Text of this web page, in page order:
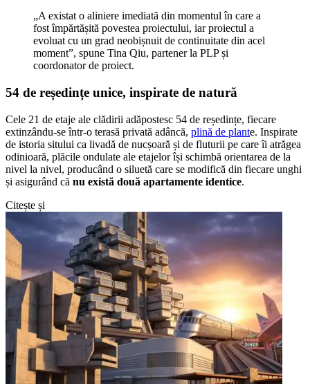
„A existat o aliniere imediată din momentul în care a
fost împărtășită povestea proiectului, iar proiectul a
evoluat cu un grad neobișnuit de continuitate din acel
moment”, spune Tina Qiu, partener la PLP și
coordonator de proiect.
54 de reședințe unice, inspirate de natură
Cele 21 de etaje ale clădirii adăpostesc 54 de reședințe, fiecare
extinzându-se într-o terasă privată adâncă, plină de plante. Inspirate
de istoria sitului ca livadă de nucșoară și de fluturii pe care îi atrăgea
odinioară, plăcile ondulate ale etajelor își schimbă orientarea de la
nivel la nivel, producând o siluetă care se modifică din fiecare unghi
și asigurând că nu există două apartamente identice.
Citește și